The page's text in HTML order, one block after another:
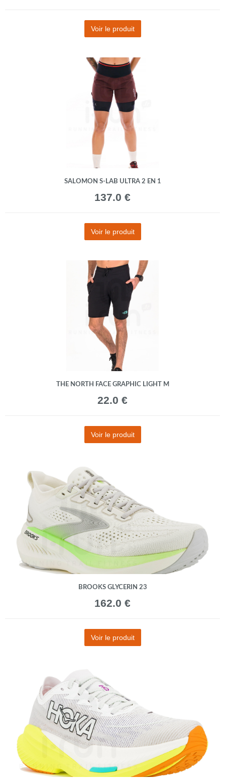
Voir le produit
SALOMON S-LAB ULTRA 2 EN 1
137.0 €
Voir le produit
THE NORTH FACE GRAPHIC LIGHT M
22.0 €
Voir le produit
BROOKS GLYCERIN 23
162.0 €
Voir le produit